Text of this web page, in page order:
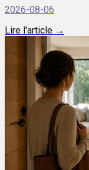
2026-08-06
Lire l'article →